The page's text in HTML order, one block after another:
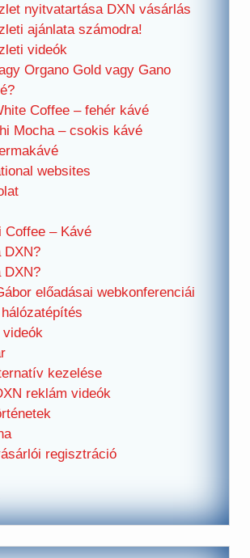
nyitvatartása DXN vásárlás
ajánlata számodra!
videók
Organo Gold vagy Gano
Coffee – fehér kávé
Mocha – csokis kávé
websites
Coffee – Kávé
DXN?
DXN?
előadásai webkonferenciái
kezelése
reklám videók
regisztráció